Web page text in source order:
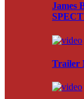
James
Trailer